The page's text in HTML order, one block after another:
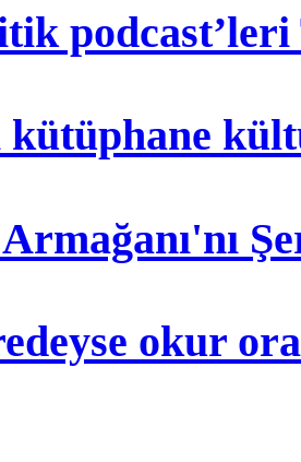
podcast’leri
okur